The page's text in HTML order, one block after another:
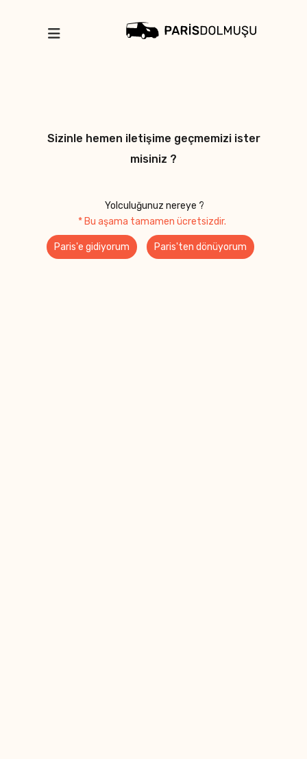
Sizinle hemen iletişime geçmemizi ister
misiniz ?
Yolculuğunuz nereye ?
* Bu aşama tamamen ücretsizdir.
Paris'e gidiyorum Paris'ten dönüyorum